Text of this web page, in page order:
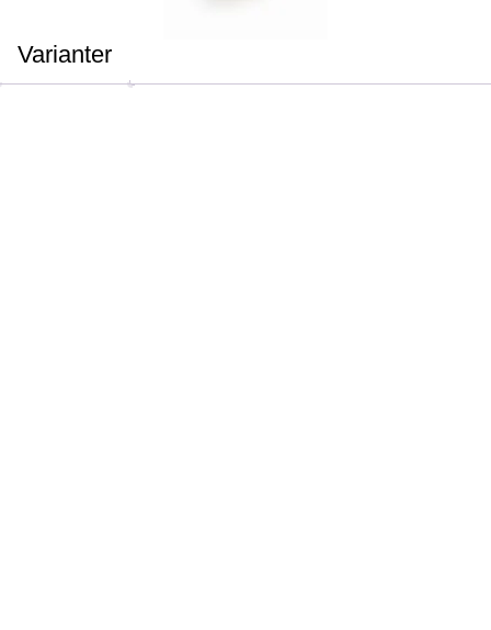
Varianter